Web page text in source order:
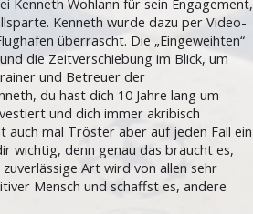
Kenneth Wohlann für sein Engagement,
Kenneth wurde dazu per Video-
überrascht. Die „Eingeweihten“
die Zeitverschiebung im Blick, um
und Betreuer der
du hast dich 10 Jahre lang um
und dich immer akribisch
mal Tröster aber auf jeden Fall ein
wichtig, denn genau das braucht es,
Art wird von allen sehr
Mensch und schaffst es, andere